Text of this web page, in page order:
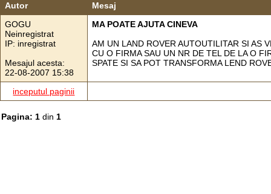
Autor
Mesaj
GOGU
Neinregistrat
IP: inregistrat
Mesajul acesta:
22-08-2007 15:38
MA POATE AJUTA CINEVA
AM UN LAND ROVER AUTOUTILITAR SI AS
CU O FIRMA SAU UN NR DE TEL DE LA O
SPATE SI SA POT TRANSFORMA LEND
inceputul paginii
Pagina: 1 din 1